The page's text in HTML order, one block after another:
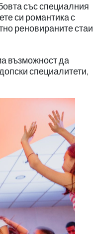
със специалния
си романтика с
реновираните стаи
възможност да
специалитети,